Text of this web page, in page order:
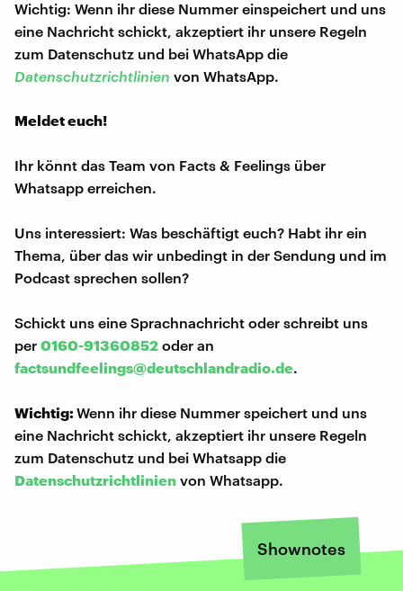
Wichtig: Wenn ihr diese Nummer einspeichert und uns
eine Nachricht schickt, akzeptiert ihr unsere Regeln
zum Datenschutz und bei WhatsApp die
Datenschutzrichtlinien von WhatsApp.
Meldet euch!
Ihr könnt das Team von Facts & Feelings über
Whatsapp erreichen.
Uns interessiert: Was beschäftigt euch? Habt ihr ein
Thema, über das wir unbedingt in der Sendung und im
Podcast sprechen sollen?
Schickt uns eine Sprachnachricht oder schreibt uns
per 0160-91360852 oder an
factsundfeelings@deutschlandradio.de.
Wichtig:Wenn ihr diese Nummer speichert und uns
eine Nachricht schickt, akzeptiert ihr unsere Regeln
zum Datenschutz und bei Whatsapp die
Datenschutzrichtlinien von Whatsapp.
Shownotes